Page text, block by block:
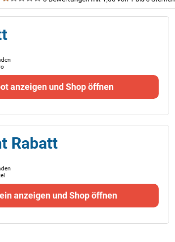
anzeigen und Shop öffnen
Rabatt
anzeigen und Shop öffnen